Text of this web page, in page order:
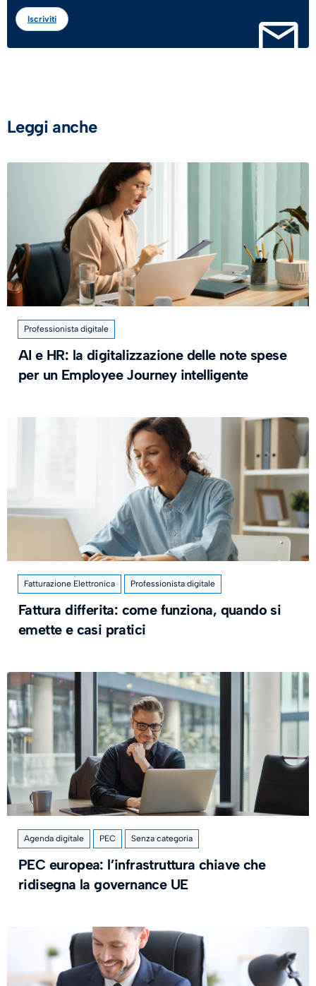
Iscriviti
Leggi anche
Professionista digitale
AI e HR: la digitalizzazione delle note spese
per un Employee Journey intelligente
Fatturazione Elettronica Professionista digitale
Fattura differita: come funziona, quando si
emette e casi pratici
Agenda digitale PEC Senza categoria
PEC europea: l’infrastruttura chiave che
ridisegna la governance UE